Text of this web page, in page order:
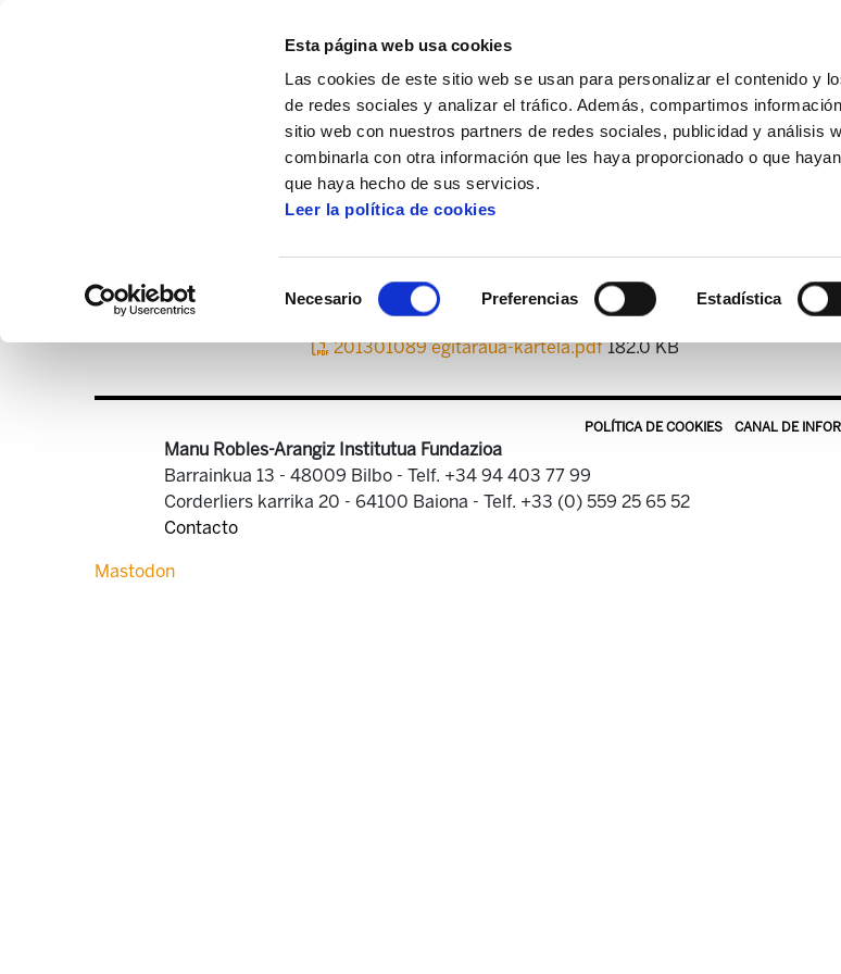
Esta página web usa cookies
Las cookies de este sitio web se usan para personalizar el contenido y
de redes sociales y analizar el tráfico. Además, compartimos
sitio web con nuestros partners de redes sociales, publicidad y análisis
combinarla con otra información que les haya proporcionado o que
que haya hecho de sus servicios.
Leer la política de cookies
Necesario Preferencias Estadística
Conferencias y seminarios Alianzas sindicales y sociales,
201301089 egitaraua-kartela.pdf182.0 KB
POLÍTICA DE COOKIES CANAL DE
Manu Robles-Arangiz Institutua Fundazioa
Barrainkua 13 - 48009 Bilbo - Telf. +34 94 403 77 99
Corderliers karrika 20 - 64100 Baiona - Telf. +33 (0) 559 25 65 52
Contacto
Mastodon